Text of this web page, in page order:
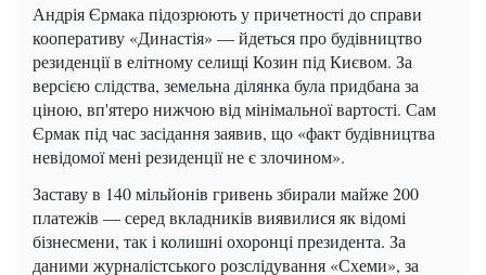
Андрія Єрмака підозрюють у причетності до справи
кооперативу «Династія» — йдеться про будівництво
резиденції в елітному селищі Козин під Києвом. За
версією слідства, земельна ділянка була придбана за
ціною, вп'ятеро нижчою від мінімальної вартості. Сам
Єрмак під час засідання заявив, що «факт будівництва
невідомої мені резиденції не є злочином».
Заставу в 140 мільйонів гривень збирали майже 200
платежів — серед вкладників виявилися як відомі
бізнесмени, так і колишні охоронці президента. За
даними журналістського розслідування «Схеми», за